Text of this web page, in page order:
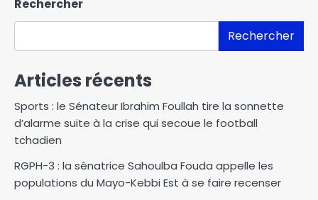
Rechercher
Rechercher
Articles récents
Sports : le Sénateur Ibrahim Foullah tire la sonnette
d’alarme suite à la crise qui secoue le football
tchadien
RGPH-3 : la sénatrice Sahoulba Fouda appelle les
populations du Mayo-Kebbi Est à se faire recenser